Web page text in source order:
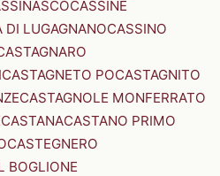
CASSINE
DI LUGAGNANOCASSINO
CASTAGNETO POCASTAGNITO
CASTAGNOLE MONFERRATO
CASTANACASTANO PRIMO
CASTEGNERO
BOGLIONE